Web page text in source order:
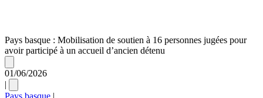
Pays basque : Mobilisation de soutien à 16 personnes jugées pour
avoir participé à un accueil d’ancien détenu
01/06/2026
|
Pays basque |